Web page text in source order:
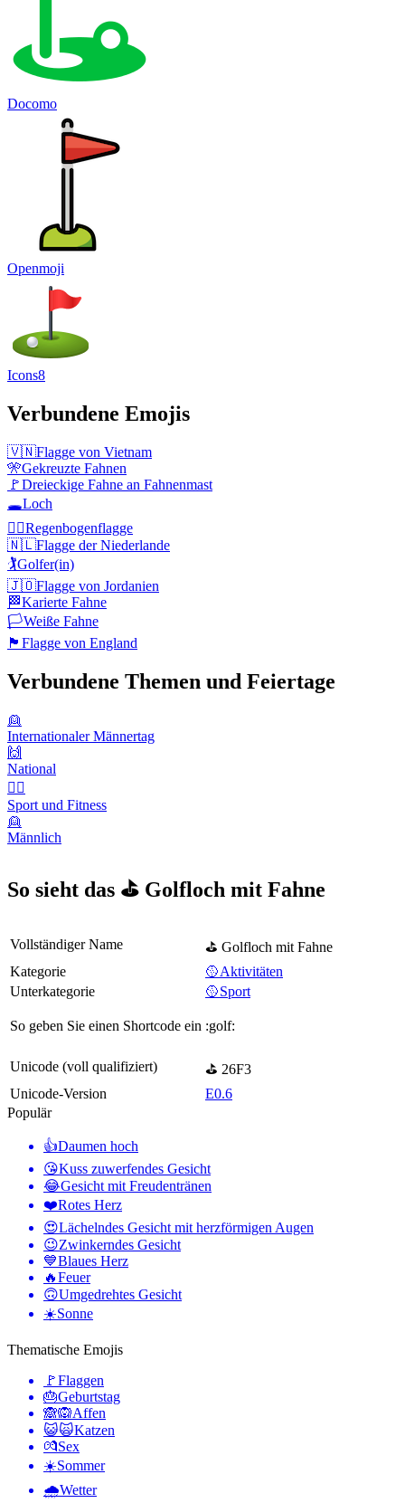
Docomo
Openmoji
Icons8
Verbundene Emojis
🇻🇳Flagge von Vietnam
🎌Gekreuzte Fahnen
🚩Dreieckige Fahne an Fahnenmast
🕳️Loch
🏳️‍🌈Regenbogenflagge
🇳🇱Flagge der Niederlande
🏌️Golfer(in)
🇯🇴Flagge von Jordanien
🏁Karierte Fahne
🏳️Weiße Fahne
🏴󠁧󠁢󠁥󠁮󠁧󠁿 Flagge von England
Verbundene Themen und Feiertage
👱
Internationaler Männertag
🙌
National
🤾‍♀️
Sport und Fitness
👱
Männlich
So sieht das ⛳ Golfloch mit Fahne
Vollständiger Name
⛳ Golfloch mit Fahne
Kategorie
🥎Aktivitäten
Unterkategorie
🥎Sport
So geben Sie einen Shortcode ein :golf:
Unicode (voll qualifiziert)
⛳ 26F3
Unicode-Version
E0.6
Populär
👍Daumen hoch
😘Kuss zuwerfendes Gesicht
😂Gesicht mit Freudentränen
❤️Rotes Herz
😍Lächelndes Gesicht mit herzförmigen Augen
😉Zwinkerndes Gesicht
💙Blaues Herz
🔥Feuer
🙃Umgedrehtes Gesicht
☀️Sonne
Thematische Emojis
🚩Flaggen
🎂Geburtstag
🙈🙉Affen
😺🙀Katzen
💏Sex
☀️Sommer
🌧Wetter